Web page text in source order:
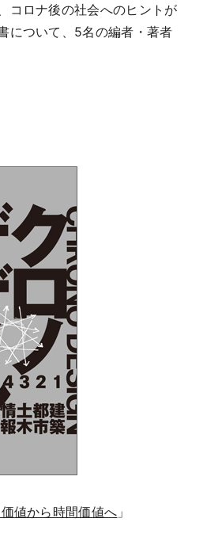
コロナ後の社会へのヒントが
について、5名の編者・著者
値から時間価値へ 」